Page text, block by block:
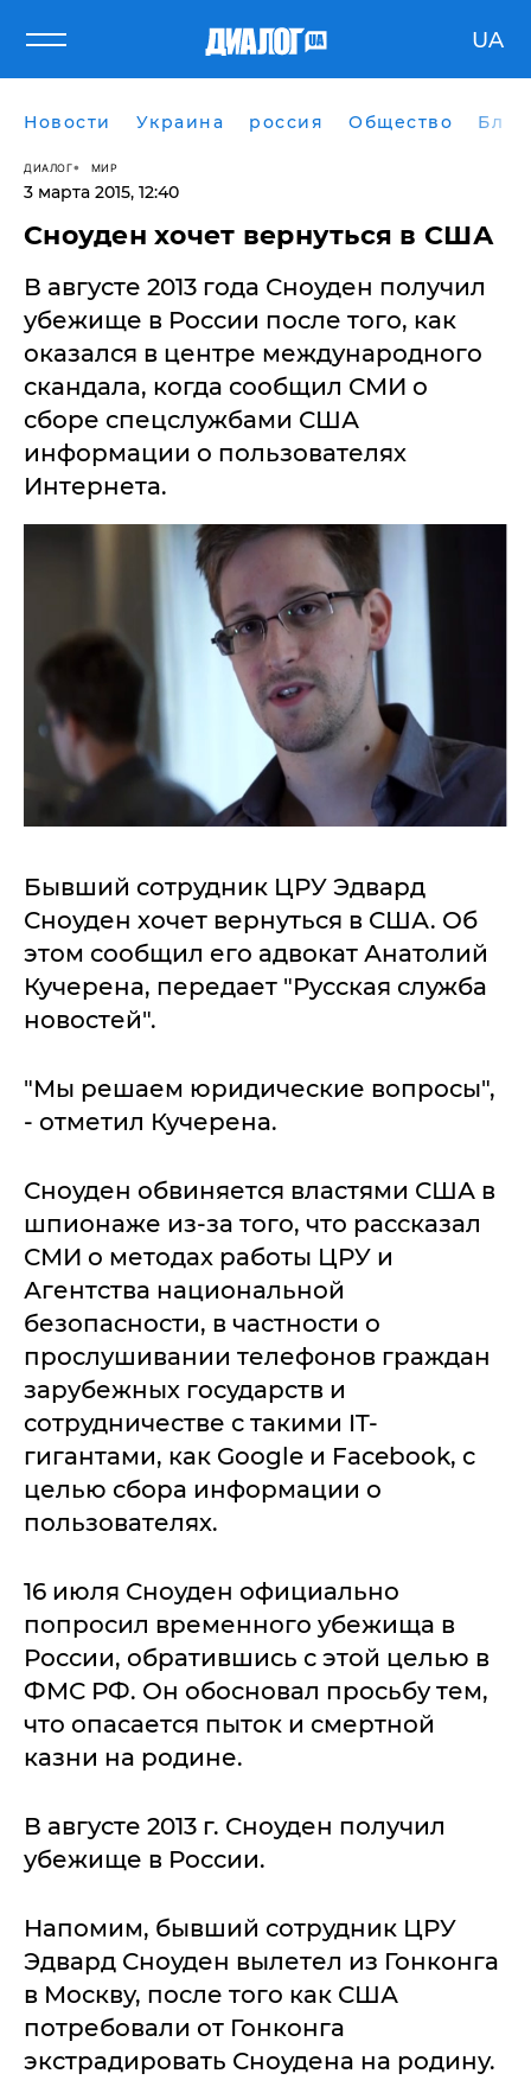
UA
Новости Украина россия Общество
ДИАЛОГ МИР
3 марта 2015, 12:40
Сноуден хочет вернуться в США
В августе 2013 года Сноуден получил
убежище в России после того, как
оказался в центре международного
скандала, когда сообщил СМИ о
сборе спецслужбами США
информации о пользователях
Интернета.
Бывший сотрудник ЦРУ Эдвард
Сноуден хочет вернуться в США. Об
этом сообщил его адвокат Анатолий
Кучерена, передает "Русская служба
новостей".
"Мы решаем юридические вопросы",
- отметил Кучерена.
Сноуден обвиняется властями США в
шпионаже из-за того, что рассказал
СМИ о методах работы ЦРУ и
Агентства национальной
безопасности, в частности о
прослушивании телефонов граждан
зарубежных государств и
сотрудничестве с такими IT-
гигантами, как Google и Facebook, с
целью сбора информации о
пользователях.
16 июля Сноуден официально
попросил временного убежища в
России, обратившись с этой целью в
ФМС РФ. Он обосновал просьбу тем,
что опасается пыток и смертной
казни на родине.
В августе 2013 г. Сноуден получил
убежище в России.
Напомим, бывший сотрудник ЦРУ
Эдвард Сноуден вылетел из Гонконга
в Москву, после того как США
потребовали от Гонконга
экстрадировать Сноудена на родину.